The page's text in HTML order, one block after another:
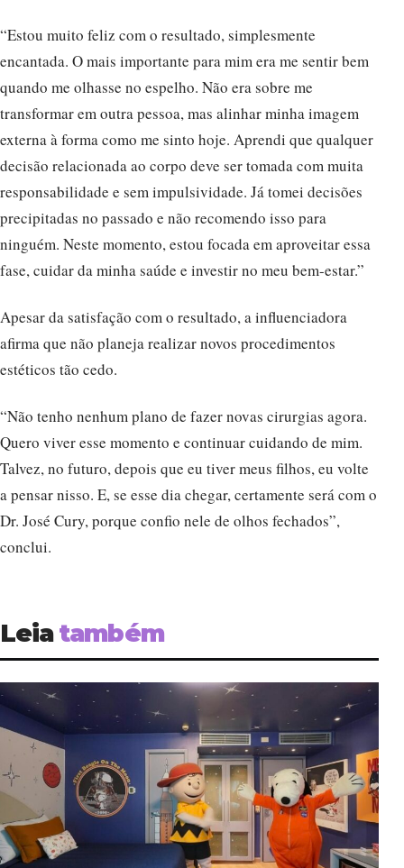
“Estou muito feliz com o resultado, simplesmente
encantada. O mais importante para mim era me sentir bem
quando me olhasse no espelho. Não era sobre me
transformar em outra pessoa, mas alinhar minha imagem
externa à forma como me sinto hoje. Aprendi que qualquer
decisão relacionada ao corpo deve ser tomada com muita
responsabilidade e sem impulsividade. Já tomei decisões
precipitadas no passado e não recomendo isso para
ninguém. Neste momento, estou focada em aproveitar essa
fase, cuidar da minha saúde e investir no meu bem-estar.”
Apesar da satisfação com o resultado, a influenciadora
afirma que não planeja realizar novos procedimentos
estéticos tão cedo.
“Não tenho nenhum plano de fazer novas cirurgias agora.
Quero viver esse momento e continuar cuidando de mim.
Talvez, no futuro, depois que eu tiver meus filhos, eu volte
a pensar nisso. E, se esse dia chegar, certamente será com o
Dr. José Cury, porque confio nele de olhos fechados”,
conclui.
Leiatambém